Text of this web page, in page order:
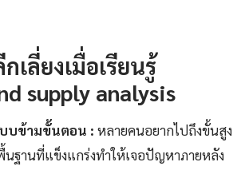
เลี่ยงเมื่อเรียนรู้
supply analysis
บข้ามขั้นตอน : หลายคนอยากไปถึงขั้นสูง
นฐานที่แข็งแกร่งทำให้เจอปัญหาภายหลัง